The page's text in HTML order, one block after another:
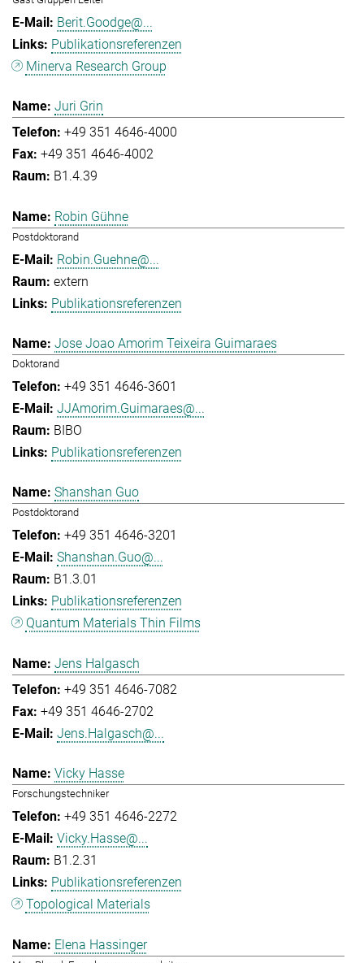
Berit.Goodge@...
Publikationsreferenzen
Minerva Research Group
Juri Grin
+49 351 4646-4000
+49 351 4646-4002
B1.4.39
Robin Gühne
Postdoktorand
Robin.Guehne@...
extern
Publikationsreferenzen
Jose Joao Amorim Teixeira Guimaraes
Doktorand
+49 351 4646-3601
JJAmorim.Guimaraes@...
BIBO
Publikationsreferenzen
Shanshan Guo
Postdoktorand
+49 351 4646-3201
Shanshan.Guo@...
B1.3.01
Publikationsreferenzen
Quantum Materials Thin Films
Jens Halgasch
+49 351 4646-7082
+49 351 4646-2702
Jens.Halgasch@...
Vicky Hasse
Forschungstechniker
+49 351 4646-2272
Vicky.Hasse@...
B1.2.31
Publikationsreferenzen
Topological Materials
Elena Hassinger